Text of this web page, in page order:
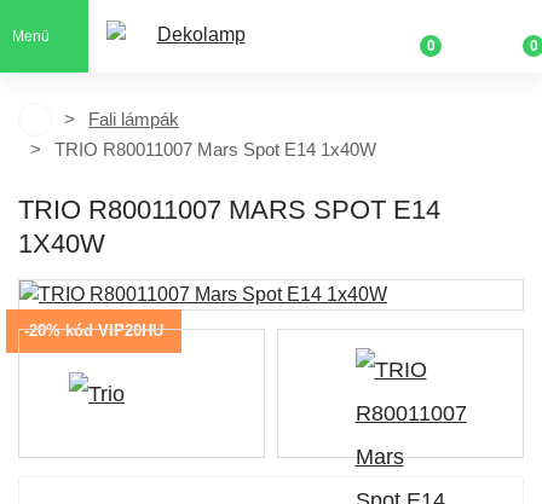
Menü
0 0
Fali lámpák
TRIO R80011007 Mars Spot E14 1x40W
TRIO R80011007 MARS SPOT E14
1X40W
-20% kód VIP20HU